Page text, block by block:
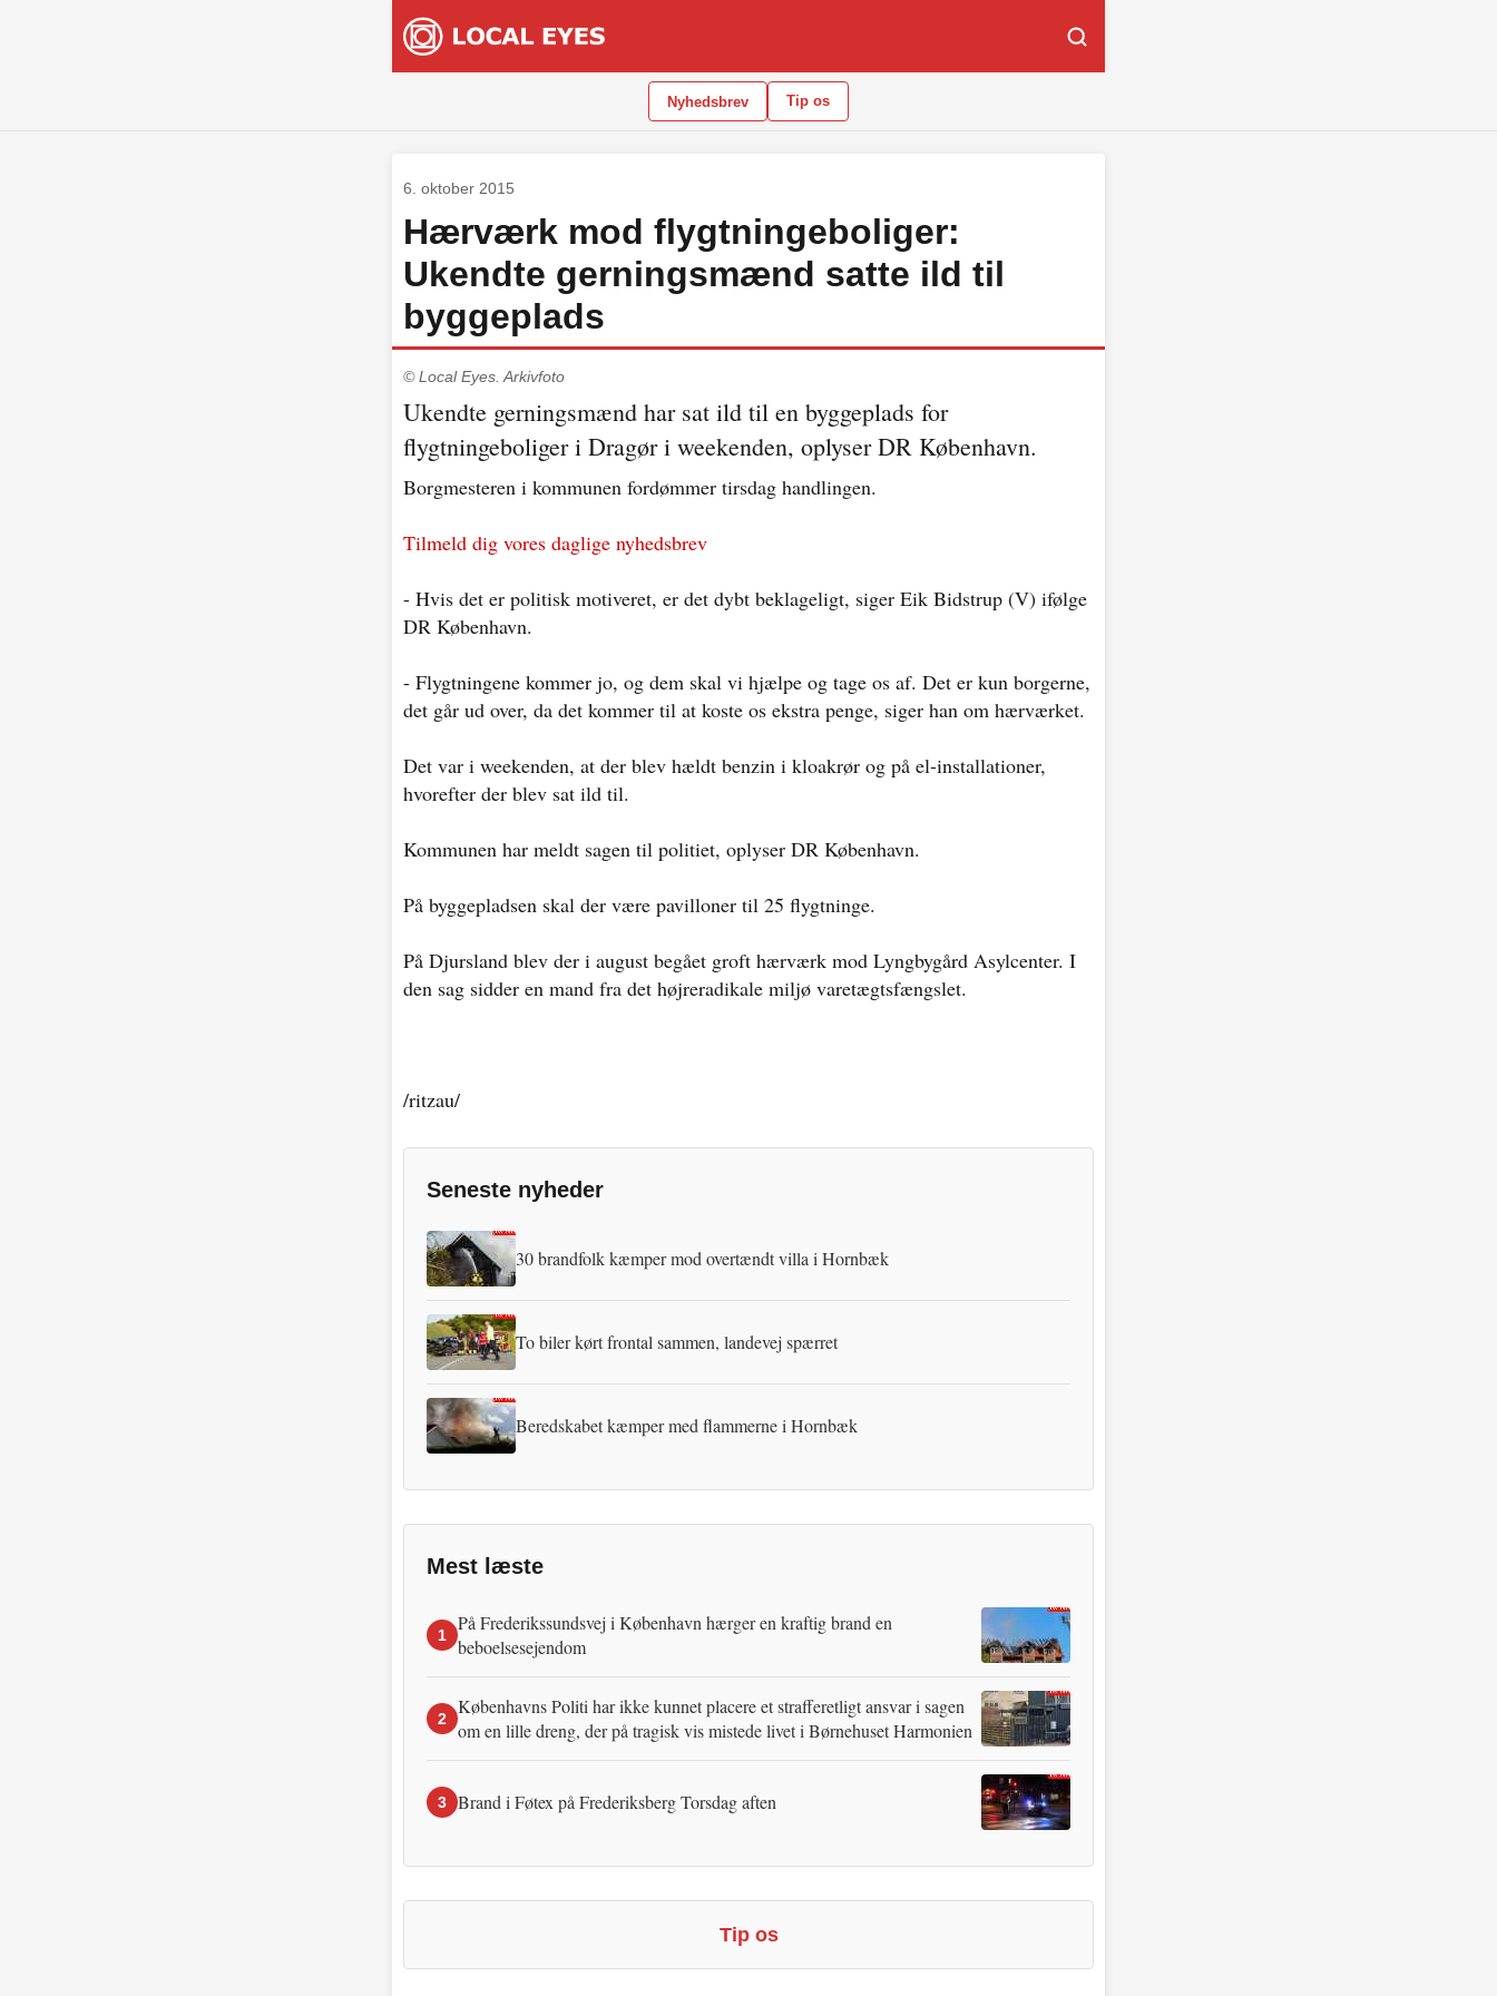
Nyhedsbrev Tip os
6. oktober 2015
Hærværk mod flygtningeboliger:
Ukendte gerningsmænd satte ild til
byggeplads
© Local Eyes. Arkivfoto
Ukendte gerningsmænd har sat ild til en byggeplads for
flygtningeboliger i Dragør i weekenden, oplyser DR København.
Borgmesteren i kommunen fordømmer tirsdag handlingen.
Tilmeld dig vores daglige nyhedsbrev
- Hvis det er politisk motiveret, er det dybt beklageligt, siger Eik Bidstrup (V) ifølge
DR København.
- Flygtningene kommer jo, og dem skal vi hjælpe og tage os af. Det er kun borgerne,
det går ud over, da det kommer til at koste os ekstra penge, siger han om hærværket.
Det var i weekenden, at der blev hældt benzin i kloakrør og på el-installationer,
hvorefter der blev sat ild til.
Kommunen har meldt sagen til politiet, oplyser DR København.
På byggepladsen skal der være pavilloner til 25 flygtninge.
På Djursland blev der i august begået groft hærværk mod Lyngbygård Asylcenter. I
den sag sidder en mand fra det højreradikale miljø varetægtsfængslet.
/ritzau/
Seneste nyheder
30 brandfolk kæmper mod overtændt villa i Hornbæk
To biler kørt frontal sammen, landevej spærret
Beredskabet kæmper med flammerne i Hornbæk
Mest læste
1
På Frederikssundsvej i København hærger en kraftig brand en
beboelsesejendom
2
Københavns Politi har ikke kunnet placere et strafferetligt ansvar i sagen
om en lille dreng, der på tragisk vis mistede livet i Børnehuset Harmonien
3 Brand i Føtex på Frederiksberg Torsdag aften
Tip os